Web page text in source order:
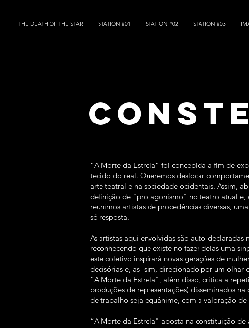
THE DEATH OF THE STAR STATION #01 STATION #02 STATION #03
“A Morte da Estrela” foi concebida a fim de
tecido do real. Queremos deslocar
arte teatral e na sociedade ocidentais. Assim,
definição de "protagonismo" no teatro atual e,
reunimos artistas de procedências diversas,
só resposta.
As artistas aqui envolvidas são auto-
reconhecendo que existe no fazer delas uma
este coletivo inspirará novas gerações de
decisórias e, as- sim, direcionado por um olhar
“A Morte da Estrela", além disso, critica a
produções de representações) disseminados
de trabalho seja equânime, com a valoração de
“A Morte da Estrela" aposta na constituição de